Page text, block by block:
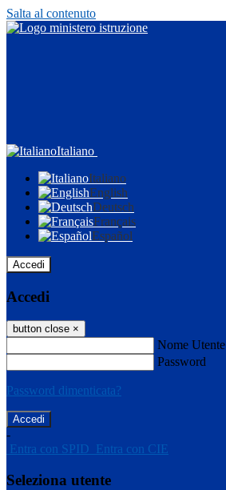
Salta al contenuto
Italiano
Italiano
English
Deutsch
Français
Español
Accedi
Accedi
button close ×
Nome Utente
Password
Password dimenticata?
-
Entra con SPID Entra con CIE
Seleziona utente